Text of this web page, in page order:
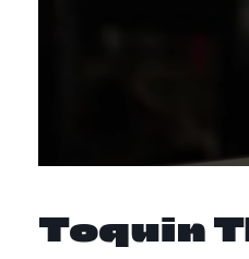
Toquin